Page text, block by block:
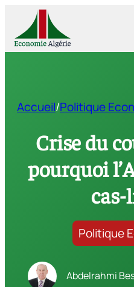
Accueil/Politique
Crise du
pourquoi
Politique
Abdelrahmi